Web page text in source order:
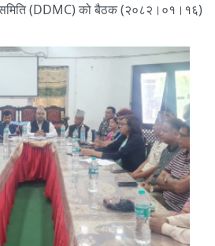
समिति (DDMC) को बैठक (२०८२।०१।१६)